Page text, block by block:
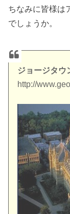
ちなみに皆様は
でしょうか。
ジョージタウ
http://